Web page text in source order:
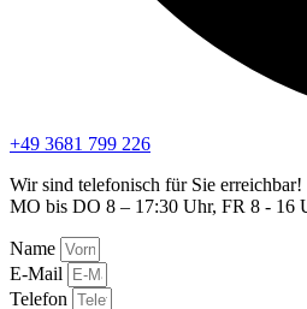
+49 3681 799 226
Wir sind telefonisch für Sie erreichbar!
MO bis DO 8 – 17:30 Uhr, FR 8 - 16
Name
E-Mail
Telefon